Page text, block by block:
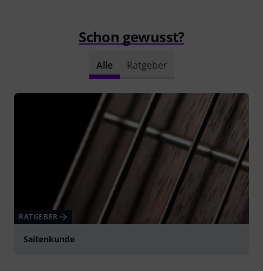
Schon gewusst?
Alle Ratgeber
RATGEBER
Saitenkunde